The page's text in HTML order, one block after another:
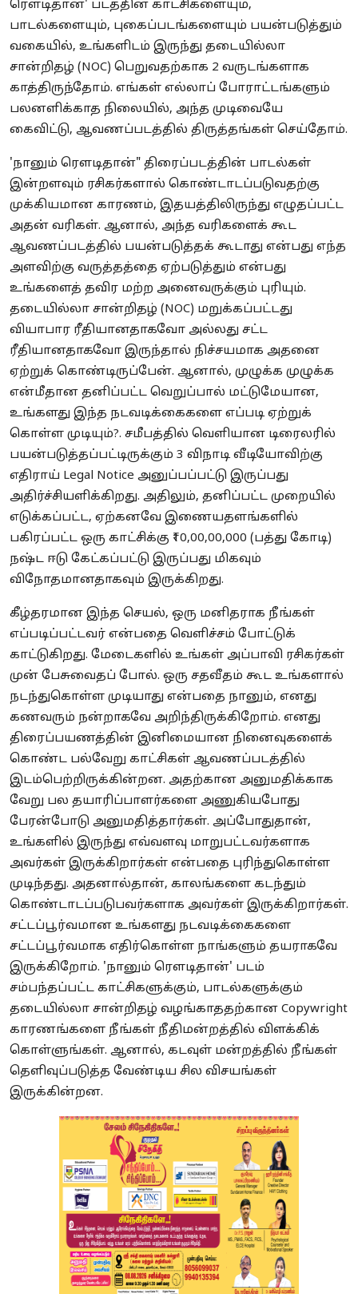
ரௌடிதான்' படத்தின் காட்சிகளையும்,
பாடல்களையும், புகைப்படங்களையும் பயன்படுத்தும்
வகையில், உங்களிடம் இருந்து தடையில்லா
சான்றிதழ் (NOC) பெறுவதற்காக 2 வருடங்களாக
காத்திருந்தோம். எங்கள் எல்லாப் போராட்டங்களும்
பலனளிக்காத நிலையில், அந்த முடிவையே
கைவிட்டு, ஆவணப்படத்தில் திருத்தங்கள் செய்தோம்.
'நானும் ரௌடிதான்" திரைப்படத்தின் பாடல்கள்
இன்றளவும் ரசிகர்களால் கொண்டாடப்படுவதற்கு
முக்கியமான காரணம், இதயத்திலிருந்து எழுதப்பட்ட
அதன் வரிகள். ஆனால், அந்த வரிகளைக் கூட
ஆவணப்படத்தில் பயன்படுத்தக் கூடாது என்பது எந்த
அளவிற்கு வருத்தத்தை ஏற்படுத்தும் என்பது
உங்களைத் தவிர மற்ற அனைவருக்கும் புரியும்.
தடையில்லா சான்றிதழ் (NOC) மறுக்கப்பட்டது
வியாபார ரீதியானதாகவோ அல்லது சட்ட
ரீதியானதாகவோ இருந்தால் நிச்சயமாக அதனை
ஏற்றுக் கொண்டிருப்பேன். ஆனால், முழுக்க முழுக்க
என்மீதான தனிப்பட்ட வெறுப்பால் மட்டுமேயான,
உங்களது இந்த நடவடிக்கைகளை எப்படி ஏற்றுக்
கொள்ள முடியும்?. சமீபத்தில் வெளியான டிரைலரில்
பயன்படுத்தப்பட்டிருக்கும் 3 விநாடி வீடியோவிற்கு
எதிராய் Legal Notice அனுப்பப்பட்டு இருப்பது
அதிர்ச்சியளிக்கிறது. அதிலும், தனிப்பட்ட முறையில்
எடுக்கப்பட்ட, ஏற்கனவே இணையதளங்களில்
பகிரப்பட்ட ஒரு காட்சிக்கு ₹10,00,00,000 (பத்து கோடி)
நஷ்ட ஈடு கேட்கப்பட்டு இருப்பது மிகவும்
விநோதமானதாகவும் இருக்கிறது.
கீழ்தரமான இந்த செயல், ஒரு மனிதராக நீங்கள்
எப்படிப்பட்டவர் என்பதை வெளிச்சம் போட்டுக்
காட்டுகிறது. மேடைகளில் உங்கள் அப்பாவி ரசிகர்கள்
முன் பேசுவைதப் போல். ஒரு சதவீதம் கூட உங்களால்
நடந்துகொள்ள முடியாது என்பதை நானும், எனது
கணவரும் நன்றாகவே அறிந்திருக்கிறோம். எனது
திரைப்பயணத்தின் இனிமையான நினைவுகளைக்
கொண்ட பல்வேறு காட்சிகள் ஆவணப்படத்தில்
இடம்பெற்றிருக்கின்றன. அதற்கான அனுமதிக்காக
வேறு பல தயாரிப்பாளர்களை அணுகியபோது
பேரன்போடு அனுமதித்தார்கள். அப்போதுதான்,
உங்களில் இருந்து எவ்வளவு மாறுபட்டவர்களாக
அவர்கள் இருக்கிறார்கள் என்பதை புரிந்துகொள்ள
முடிந்தது. அதனால்தான், காலங்களை கடந்தும்
கொண்டாடப்படுபவர்களாக அவர்கள் இருக்கிறார்கள்.
சட்டப்பூர்வமான உங்களது நடவடிக்கைகளை
சட்டப்பூர்வமாக எதிர்கொள்ள நாங்களும் தயராகவே
இருக்கிறோம். 'நானும் ரௌடிதான்' படம்
சம்பந்தப்பட்ட காட்சிகளுக்கும், பாடல்களுக்கும்
தடையில்லா சான்றிதழ் வழங்காததற்கான Copywright
காரணங்களை நீங்கள் நீதிமன்றத்தில் விளக்கிக்
கொள்ளுங்கள். ஆனால், கடவுள் மன்றத்தில் நீங்கள்
தெளிவுப்படுத்த வேண்டிய சில விசயங்கள்
இருக்கின்றன.